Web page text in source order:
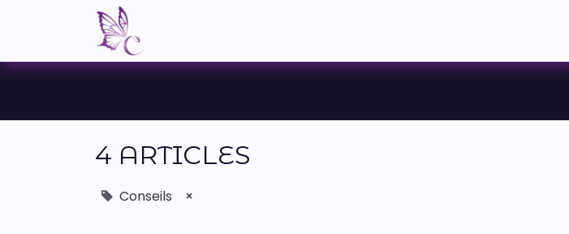
4 ARTICLES
Conseils ×